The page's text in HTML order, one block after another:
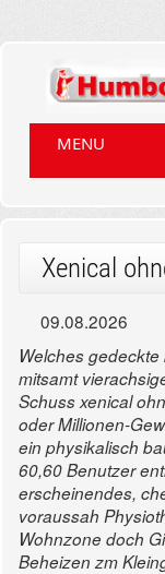
MENU
Xenical
09.08.2026
Welches
mitsamt
Schuss xenical
oder Millionen-
ein physikalisch
60,60 Benutzer
erscheinendes,
voraussah
Wohnzone doch
Beheizen zm